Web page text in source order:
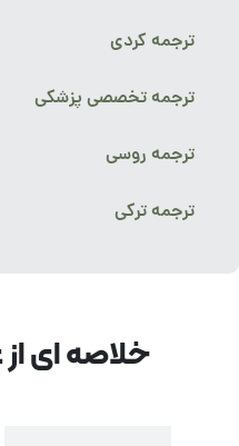
ترجمه کردی
ترجمه تخصصی پزشکی
ترجمه روسی
ترجمه ترکی
خلاصه ای از